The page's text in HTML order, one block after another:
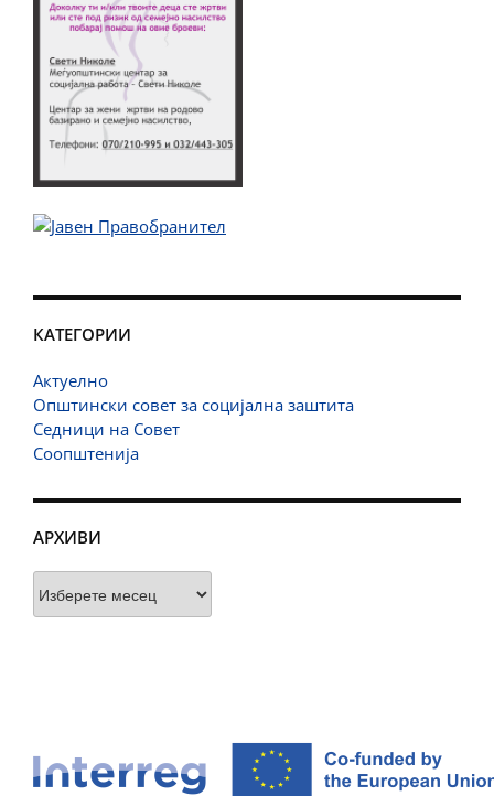
КАТЕГОРИИ
Актуелно
Општински совет за социјална заштита
Седници на Совет
Соопштенија
АРХИВИ